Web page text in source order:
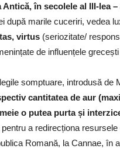
în secolele al III-lea –
după marile cuceriri, vedea
virtus (seriozitate/
de influențele
somptuare, introdusă de
cantitatea de aur
o putea purta și
a redirecționa
Romană, la Cannae, în